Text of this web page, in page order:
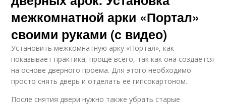
межкомнатной арки «Портал»
своими руками (с видео)
Установить межкомнатную арку «Портал», как
показывает практика, проще всего, так как она создается
на основе дверного проема. Для этого необходимо
просто снять дверь и отделать ее гипсокартоном.
После снятия двери нужно также убрать старые